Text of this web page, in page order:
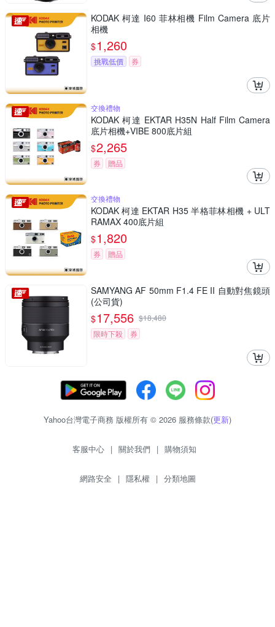
KODAK 柯達 I60 菲林相機 Film Camera 底片
相機
$1,260
挑戰低價 券
交換禮物
KODAK 柯達 EKTAR H35N Half Film Camera
底片相機+VIBE 800底片組
$2,265
券 贈品
交換禮物
KODAK 柯達 EKTAR H35 半格菲林相機 + ULT
RAMAX 400底片組
$1,820
券 贈品
SAMYANG AF 50mm F1.4 FE II 自動對焦鏡頭
(公司貨)
$17,556 $18,480
限時下殺
券
Yahoo台灣電子商務 版權所有 © 2026 服務條款(更新)
客服中心 | 關於我們 | 購物須知
網路安全 | 隱私權 | 分類地圖